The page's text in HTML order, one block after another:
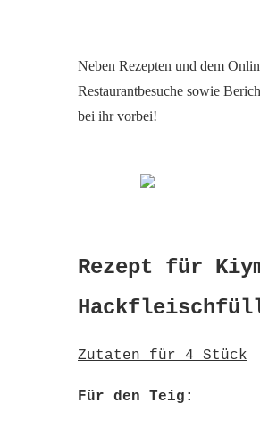
Neben Rezepten und dem
Restaurantbesuche sowie
bei ihr vorbei!
Rezept für
Zutaten für 4 Stück
Für den Teig: